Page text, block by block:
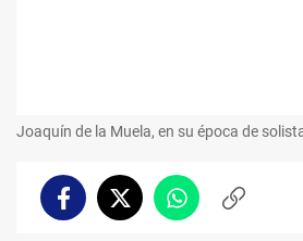
Joaquín de la Muela, en su época de
FacebookTwitterWhatsappCopiar